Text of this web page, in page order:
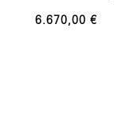
6.670,00 €